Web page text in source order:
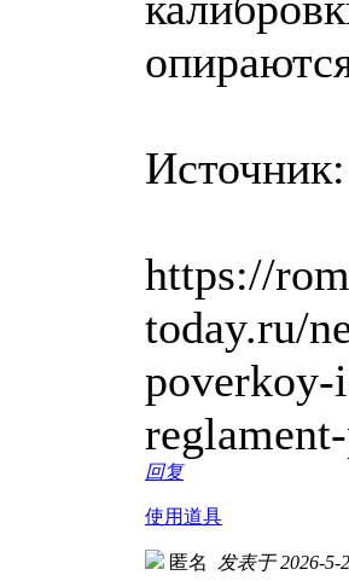
Источник:
https://
today.ru/
回复
使用道具
匿名 发表于 2026-5-